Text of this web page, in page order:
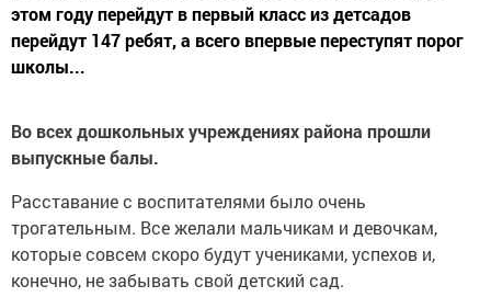
этом году перейдут в первый класс из детсадов
перейдут 147 ребят, а всего впервые переступят порог
школы...
Во всех дошкольных учреждениях района прошли
выпускные балы.
Расставание с воспитателями было очень
трогательным. Все желали мальчикам и девочкам,
которые совсем скоро будут учениками, успехов и,
конечно, не забывать свой детский сад.